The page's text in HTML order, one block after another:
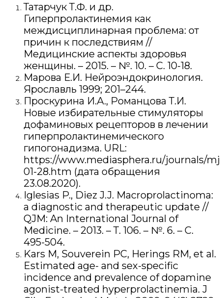
Татарчук Т.Ф. и др.
Гиперпролактинемия как
междисциплинарная проблема: от
причин к последствиям //
Медицинские аспекты здоровья
женщины. – 2015. – №. 10. – С. 10-18.
Марова Е.И. Нейроэндокринология.
Ярославль 1999; 201–244.
Проскурина И.А., Романцова Т.И.
Новые избирательные стимуляторы
дофаминовых рецепторов в лечении
гиперпролактинемического
гипогонадизма. URL:
https://www.mediasphera.ru/journals/
01-28.htm (дата обращения
23.08.2020).
Iglesias P., Diez J.J. Macroprolactinoma:
a diagnostic and therapeutic update //
QJM: An International Journal of
Medicine. – 2013. – Т. 106. – №. 6. – С.
495-504.
Kars M, Souverein PC, Herings RM, et al.
Estimated age- and sex-specific
incidence and prevalence of dopamine
agonist-treated hyperprolactinemia. J